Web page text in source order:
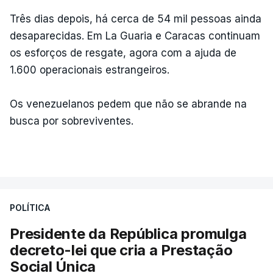
Três dias depois, há cerca de 54 mil pessoas ainda
desaparecidas. Em La Guaria e Caracas continuam
os esforços de resgate, agora com a ajuda de
1.600 operacionais estrangeiros.
Os venezuelanos pedem que não se abrande na
busca por sobreviventes.
POLÍTICA
Presidente da República promulga
decreto-lei que cria a Prestação
Social Única